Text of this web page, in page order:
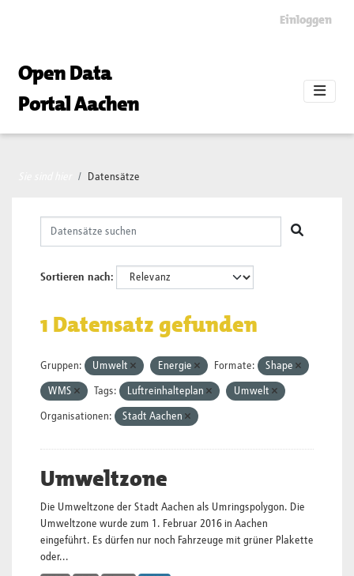
Einloggen
Open Data
Portal Aachen
Datensätze
Sortieren nach
1 Datensatz gefunden
Gruppen: Umwelt Energie Formate: Shape
WMS Tags: Luftreinhalteplan Umwelt
Organisationen: Stadt Aachen
Umweltzone
Die Umweltzone der Stadt Aachen als Umringspolygon. Die
Umweltzone wurde zum 1. Februar 2016 in Aachen
eingeführt. Es dürfen nur noch Fahrzeuge mit grüner Plakette
oder...